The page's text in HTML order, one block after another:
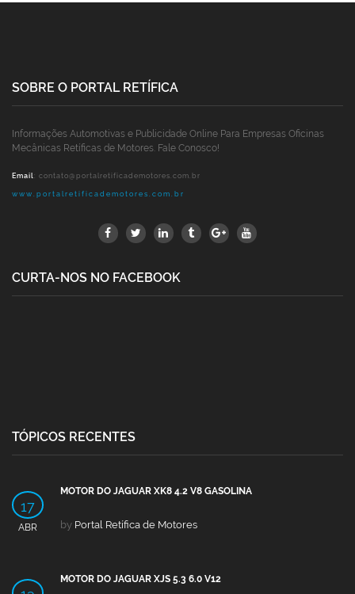
SOBRE O PORTAL RETÍFICA
Informações Automotivas e Publicidade Online Para Empresas Oficinas
Mecânicas Retíficas de Motores. Fale Conosco!
Email: contato@portalretificademotores.com.br
www.portalretificademotores.com.br
CURTA-NOS NO FACEBOOK
TÓPICOS RECENTES
17
ABR
MOTOR DO JAGUAR XK8 4.2 V8 GASOLINA
by Portal Retífica de Motores
MOTOR DO JAGUAR XJS 5.3 6.0 V12